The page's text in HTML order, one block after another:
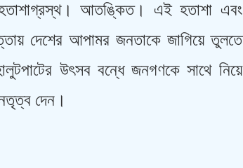
আতঙ্কিত। এই হতাশা এবং
দেশের আপামর জনতাকে জাগিয়ে তুলতে
উৎসব বন্ধে জনগণকে সাথে নিয়ে
দেন।